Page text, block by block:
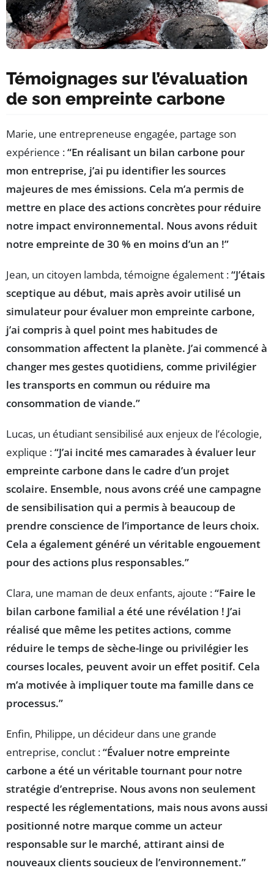
Témoignages sur l’évaluation
de son empreinte carbone
Marie, une entrepreneuse engagée, partage son
expérience :“En réalisant un bilan carbone pour
mon entreprise, j’ai pu identifier les sources
majeures de mes émissions. Cela m’a permis de
mettre en place des actions concrètes pour réduire
notre impact environnemental. Nous avons réduit
notre empreinte de 30 % en moins d’un an !”
Jean, un citoyen lambda, témoigne également :“J’étais
sceptique au début, mais après avoir utilisé un
simulateur pour évaluer mon empreinte carbone,
j’ai compris à quel point mes habitudes de
consommation affectent la planète. J’ai commencé à
changer mes gestes quotidiens, comme privilégier
les transports en commun ou réduire ma
consommation de viande.”
Lucas, un étudiant sensibilisé aux enjeux de l’écologie,
explique :“J’ai incité mes camarades à évaluer leur
empreinte carbone dans le cadre d’un projet
scolaire. Ensemble, nous avons créé une campagne
de sensibilisation qui a permis à beaucoup de
prendre conscience de l’importance de leurs choix.
Cela a également généré un véritable engouement
pour des actions plus responsables.”
Clara, une maman de deux enfants, ajoute :“Faire le
bilan carbone familial a été une révélation ! J’ai
réalisé que même les petites actions, comme
réduire le temps de sèche-linge ou privilégier les
courses locales, peuvent avoir un effet positif. Cela
m’a motivée à impliquer toute ma famille dans ce
processus.”
Enfin, Philippe, un décideur dans une grande
entreprise, conclut :“Évaluer notre empreinte
carbone a été un véritable tournant pour notre
stratégie d’entreprise. Nous avons non seulement
respecté les réglementations, mais nous avons aussi
positionné notre marque comme un acteur
responsable sur le marché, attirant ainsi de
nouveaux clients soucieux de l’environnement.”